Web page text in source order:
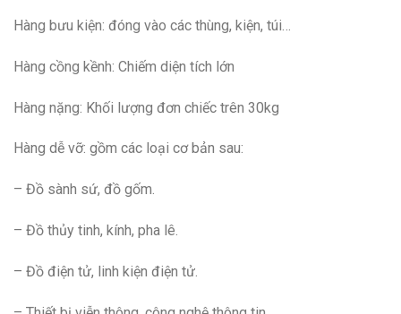
Hàng bưu kiện: đóng vào các thùng, kiện, túi…
Hàng cồng kềnh: Chiếm diện tích lớn
Hàng nặng: Khối lượng đơn chiếc trên 30kg
Hàng dễ vỡ: gồm các loại cơ bản sau:
– Đồ sành sứ, đồ gốm.
– Đồ thủy tinh, kính, pha lê.
– Đồ điện tử, linh kiện điện tử.